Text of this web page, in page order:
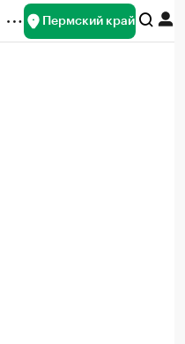
Пермский край